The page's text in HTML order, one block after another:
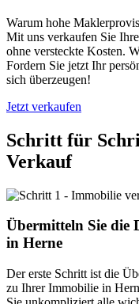
Warum hohe
Mit uns verkaufen Sie
ohne versteckte Kosten.
Fordern Sie jetzt Ihr
sich überzeugen!
Jetzt verkaufen
Schritt für
Verkauf
Übermitteln Sie die
in Herne
Der erste Schritt ist die
zu Ihrer Immobilie in